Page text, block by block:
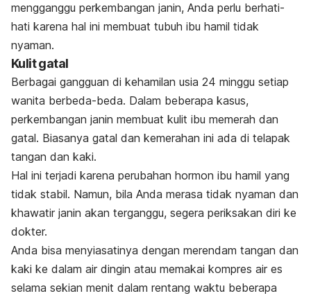
mengganggu perkembangan janin, Anda perlu berhati-
hati karena hal ini membuat tubuh ibu hamil tidak
nyaman.
Kulit gatal
Berbagai gangguan di kehamilan usia 24 minggu setiap
wanita berbeda-beda. Dalam beberapa kasus,
perkembangan janin membuat kulit ibu memerah dan
gatal. Biasanya gatal dan kemerahan ini ada di telapak
tangan dan kaki.
Hal ini terjadi karena perubahan hormon ibu hamil yang
tidak stabil. Namun, bila Anda merasa tidak nyaman dan
khawatir janin akan terganggu, segera periksakan diri ke
dokter.
Anda bisa menyiasatinya dengan merendam tangan dan
kaki ke dalam air dingin atau memakai kompres air es
selama sekian menit dalam rentang waktu beberapa